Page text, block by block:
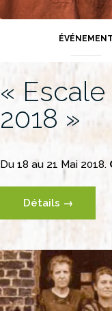
ÉVÉNEMENT
« Escale
2018 »
Du 18 au 21 Mai 2018.
Détails →